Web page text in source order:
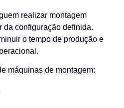
realizar montagem
da configuração definida.
o tempo de produção e
máquinas de montagem: